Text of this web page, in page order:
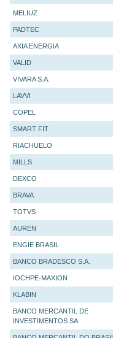
MELIUZ
PADTEC
AXIA ENERGIA
VALID
VIVARA S.A.
LAVVI
COPEL
SMART FIT
RIACHUELO
MILLS
DEXCO
BRAVA
TOTVS
AUREN
ENGIE BRASIL
BANCO BRADESCO S.A.
IOCHPE-MAXION
KLABIN
BANCO MERCANTIL DE
INVESTIMENTOS SA